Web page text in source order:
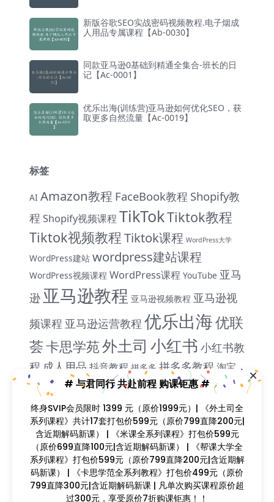
新版谷歌SEO实战密码视频教程.电子烟成
人用品专属课程【Ab-0030】
同款亚马逊0基础到精通全集合-班长的日
记【Ac-0001】
优乐出海(训练营)亚马逊如何优化SEO，获
取更多自然流量【Ac-0019】
标签
AI Amazon教程 FaceBook教程 Shopify教
程 Shopify视频课程 TikTokTiktok教程
Tiktok视频教程Tiktok课程 WordPress大学
WordPress建站 wordpress建站课程
WordPress视频课程 WordPress课程 YouTube 亚马
逊 亚马逊教程 亚马逊视频教程 亚马逊视
频课程 亚马逊运营教程 优乐出海优联
荟卡思学苑外土司 小红书 小红书教
程 成人用品 抖音教程 拼多多 拼多多教程 淘宝
教程 独立站教程 独立站课程米课 脸书教程 谷歌
ADS教程谷歌SEO教程 谷歌SEO课程
谷歌运用
教程 跨境B哥 阿里国际站雨课网雷子教程颜
Sir飞橙教育
Copyright © 2023找课程网- All rights reserved
# 与君同行 共赴前程 购课钜惠 #
终身SVIP会员限时 1399 元（原价1999元）| 《外土司全
系列课程》共计17套打包价599元（原价799直降200元|
含近期解码新课） | 《米课全系列课程》打包价599元
（原价699直降100元|含近期解码新课） | 《帮课大学全
系列课程》打包价599元（原价799直降200元|含近期解
码新课） | 《卡思学范全系列教程》打包价499元（原价
799直降300元|含近期解码新课 | 凡单次购买课程原价超
过300元，享受原价7折购课钜惠！！